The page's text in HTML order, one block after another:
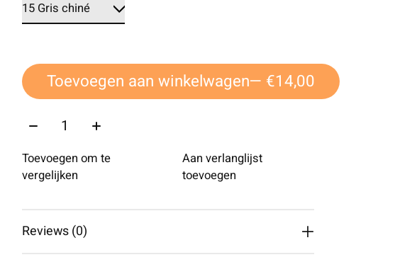
Toevoegen aan winkelwagen
— €14,00
Aantal:
Toevoegen om te
vergelijken
Aan verlanglijst
toevoegen
Reviews (0)